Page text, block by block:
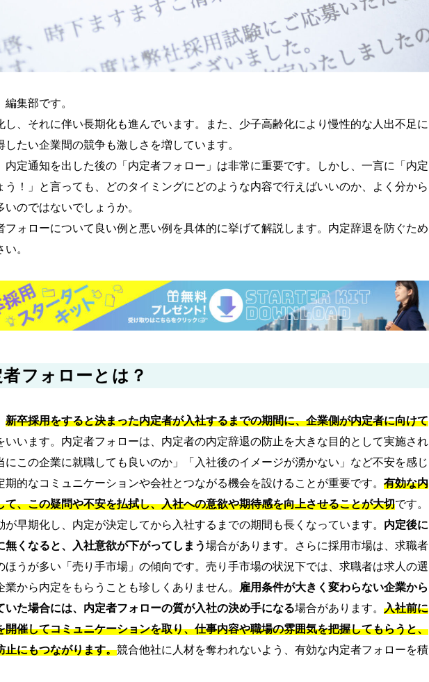
編集部です。
し、それに伴い長期化も進んでいます。また、少子高齢化により慢性的な人出不足に
たい企業間の競争も激しさを増しています。
内定通知を出した後の「内定者フォロー」は非常に重要です。しかし、一言に「内定
う！」と言っても、どのタイミングにどのような内容で行えばいいのか、よく分から
のではないでしょうか。
フォローについて良い例と悪い例を具体的に挙げて解説します。内定辞退を防ぐため
。
フォローとは？
新卒採用をすると決まった内定者が入社するまでの期間に、企業側が内定者に向けて
いいます。内定者フォローは、内定者の内定辞退の防止を大きな目的として実施され
にこの企業に就職しても良いのか」「入社後のイメージが湧かない」など不安を感じ
期的なコミュニケーションや会社とつながる機会を設けることが重要です。 有効な内
て、この疑問や不安を払拭し、入社への意欲や期待感を向上させることが大切です。
が早期化し、内定が決定してから入社するまでの期間も長くなっています。 内定後に
無くなると、入社意欲が下がってしまう場合があります。さらに採用市場は、求職者
ほうが多い「売り手市場」の傾向です。売り手市場の状況下では、求職者は求人の選
から内定をもらうことも珍しくありません。
雇用条件が大きく変わらない企業から
いた場合には、内定者フォローの質が入社の決め手になる場合があります。 入社前に
開催してコミュニケーションを取り、仕事内容や職場の雰囲気を把握してもらうと、
止にもつながります。競合他社に人材を奪われないよう、有効な内定者フォローを積